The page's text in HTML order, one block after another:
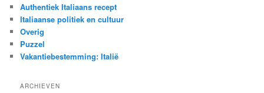
Authentiek Italiaans recept
Italiaanse politiek en cultuur
Overig
Puzzel
Vakantiebestemming: Italië
ARCHIEVEN